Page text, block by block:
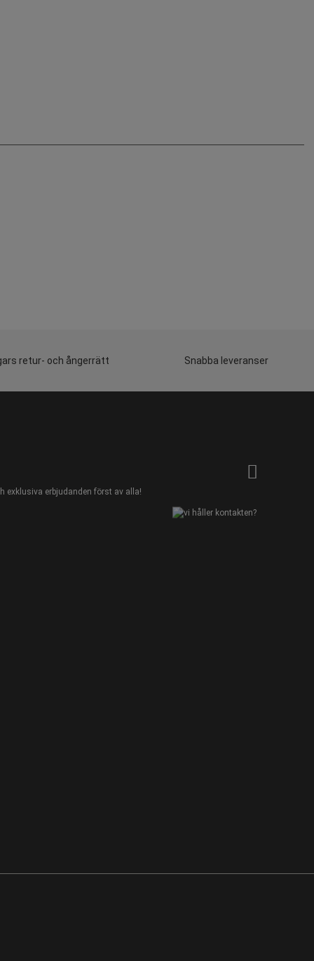
retur- och ångerrätt Snabba leveranser
exklusiva erbjudanden först av alla!